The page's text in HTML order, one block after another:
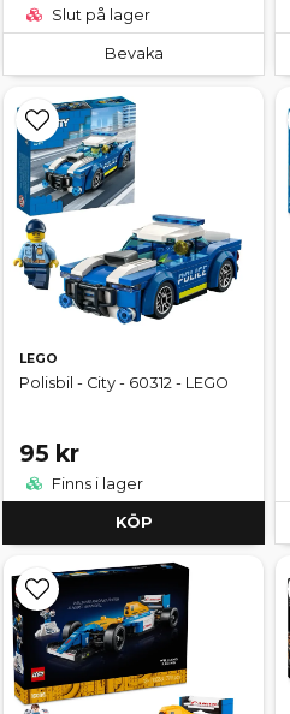
Slut på lager
Bevaka
LEGO
Polisbil - City - 60312 - LEGO
95 kr
Finns i lager
KÖP